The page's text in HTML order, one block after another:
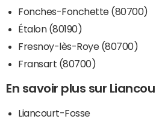
Fonches-Fonchette (80700)
Étalon (80190)
Fresnoy-lès-Roye (80700)
Fransart (80700)
En savoir plus sur
Liancourt-Fosse